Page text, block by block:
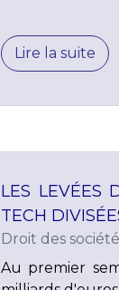
Lire la suite
LES LEVÉES
TECH
Droit des
Au premier